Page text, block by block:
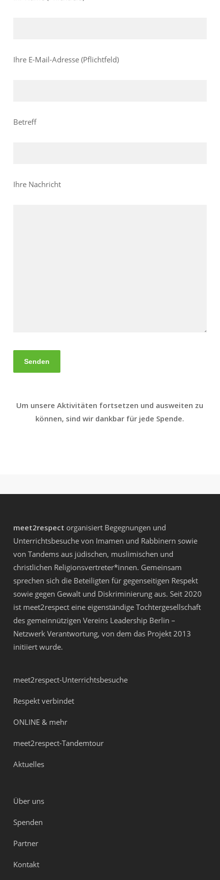
Ihre E-Mail-Adresse (Pflichtfeld)
Betreff
Ihre Nachricht
Um unsere Aktivitäten fortsetzen und ausweiten zu
können, sind wir dankbar für jede Spende.
meet2respect organisiert Begegnungen und
Unterrichtsbesuche von Imamen und Rabbinern sowie
von Tandems aus jüdischen, muslimischen und
christlichen Religionsvertreter*innen. Gemeinsam
sprechen sich die Beteiligten für gegenseitigen Respekt
sowie gegen Gewalt und Diskriminierung aus. Seit 2020
ist meet2respect eine eigenständige Tochtergesellschaft
des gemeinnützigen Vereins Leadership Berlin –
Netzwerk Verantwortung, von dem das Projekt 2013
initiiert wurde.
meet2respect-Unterrichtsbesuche
Respekt verbindet
ONLINE & mehr
meet2respect-Tandemtour
Aktuelles
Über uns
Spenden
Partner
Kontakt